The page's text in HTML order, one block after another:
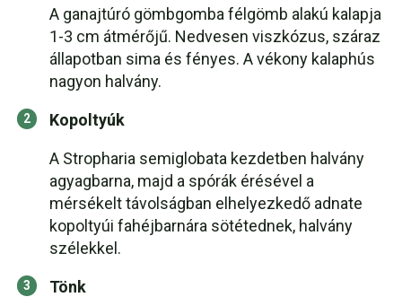
A ganajtúró gömbgomba félgömb alakú kalapja
1-3 cm átmérőjű. Nedvesen viszkózus, száraz
állapotban sima és fényes. A vékony kalaphús
nagyon halvány.
Kopoltyúk
A Stropharia semiglobata kezdetben halvány
agyagbarna, majd a spórák érésével a
mérsékelt távolságban elhelyezkedő adnate
kopoltyúi fahéjbarnára sötétednek, halvány
szélekkel.
Tönk